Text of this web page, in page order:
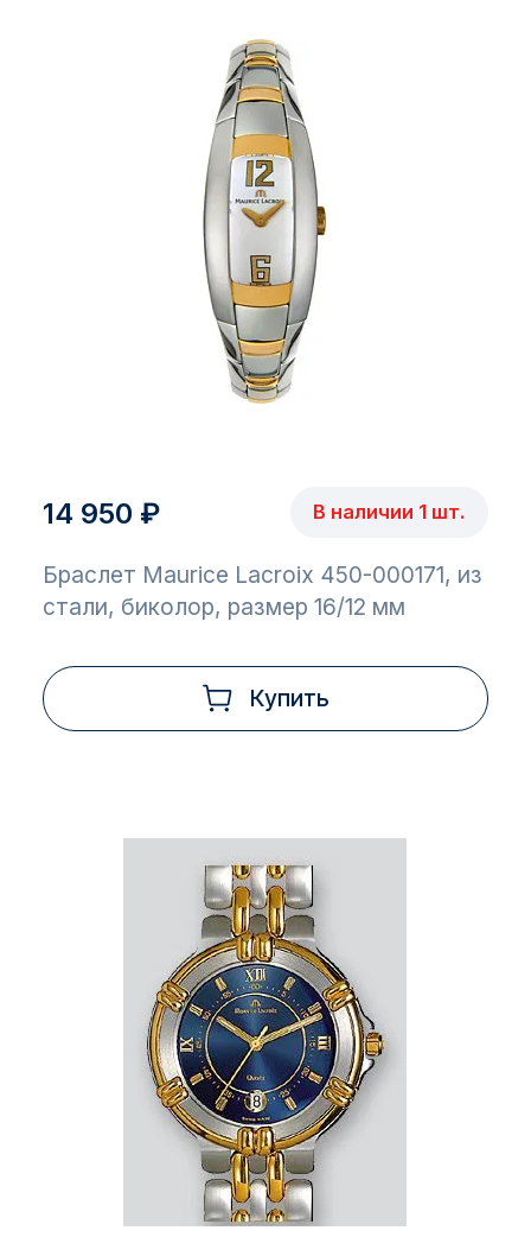
14 950 ₽ В наличии 1 шт.
Браслет Maurice Lacroix 450-000171, из
стали, биколор, размер 16/12 мм
Купить